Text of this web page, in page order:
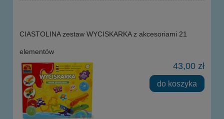
CIASTOLINA zestaw WYCISKARKA z akcesoriami 21
elementów
43,00 zł
do koszyka